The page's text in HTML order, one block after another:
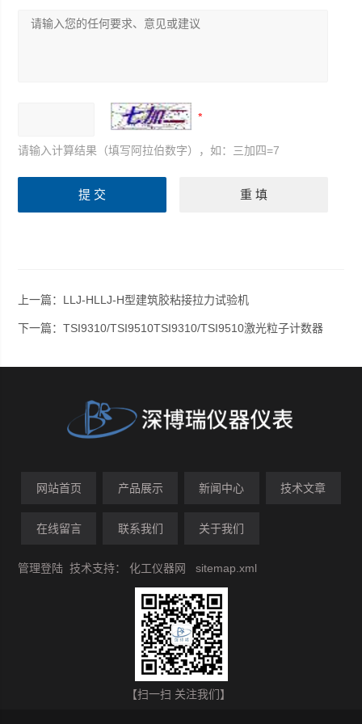
请输入计算结果（填写阿拉伯数字），如：三加四=7
上一篇： LLJ-HLLJ-H型建筑胶粘接拉力试验机
下一篇：TSI9310/TSI9510TSI9310/TSI9510激光粒子计数器
网站首页 产品展示 新闻中心 技术文章
在线留言 联系我们 关于我们
管理登陆 技术支持：化工仪器网 sitemap.xml
【扫一扫 关注我们】